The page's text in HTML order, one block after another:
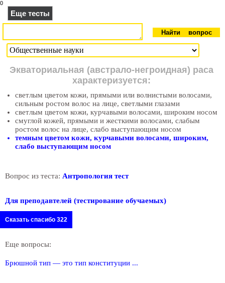
0
Еще тесты
Экваториальная (австрало-негроидная) раса
характеризуется:
светлым цветом кожи, прямыми или волнистыми волосами,
сильным ростом волос на лице, светлыми глазами
светлым цветом кожи, курчавыми волосами, широким носом
смуглой кожей, прямыми и жесткими волосами, слабым
ростом волос на лице, слабо выступающим носом
темным цветом кожи, курчавыми волосами, широким,
слабо выступающим носом
Вопрос из теста: Антропология тест
Для преподавтелей (тестирование обучаемых)
Сказать спасибо 322
Еще вопросы:
Брюшной тип — это тип конституции ...